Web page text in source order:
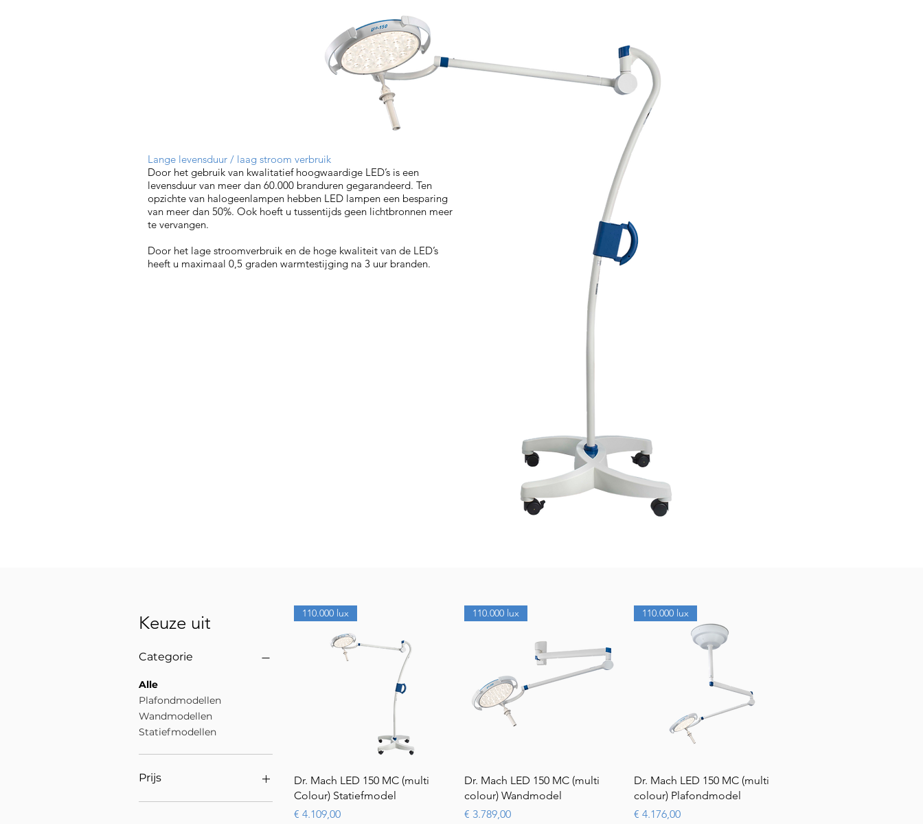
Lange levensduur / laag stroom verbruik
Door het gebruik van kwalitatief hoogwaardige LED’s is een
levensduur van meer dan 60.000 branduren gegarandeerd. Ten
opzichte van halogeenlampen hebben LED lampen een besparing
van meer dan 50%. Ook hoeft u tussentijds geen lichtbronnen meer
te vervangen.
Door het lage stroomverbruik en de hoge kwaliteit van de LED’s
heeft u maximaal 0,5 graden warmtestijging na 3 uur branden.
Keuze uit
Categorie
Alle
Plafondmodellen
Wandmodellen
Statiefmodellen
Prijs Snel overzicht
110.000 lux
Dr. Mach LED 150 MC (multi
Colour) Statiefmodel
Prijs
€ 4.109,00
Snel overzicht
110.000 lux
Dr. Mach LED 150 MC (multi
colour) Wandmodel
Prijs
€ 3.789,00
Snel overzicht
110.000 lux
Dr. Mach LED 150 MC (multi
colour) Plafondmodel
Prijs
€ 4.176,00